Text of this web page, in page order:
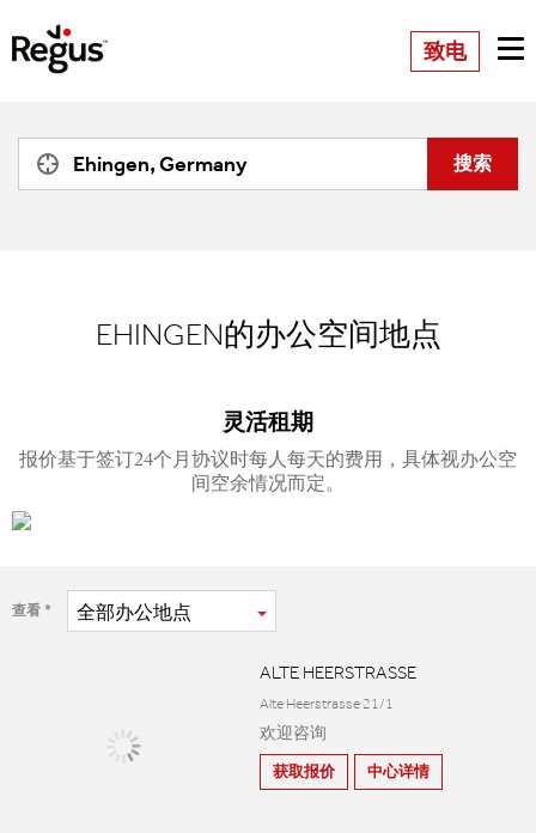
致电
EHINGEN的办公空间地点
灵活租期
报价基于签订24个月协议时每人每天的费用，具体视办公空
间空余情况而定。
查看 全部办公地点
ALTE HEERSTRASSE
Alte Heerstrasse 21/1
欢迎咨询
获取报价 中心详情